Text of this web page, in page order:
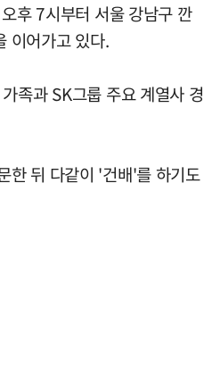
후 7시부터 서울 강남구 깐
이어가고 있다.
족과 SK그룹 주요 계열사 경
한 뒤 다같이 '건배'를 하기도